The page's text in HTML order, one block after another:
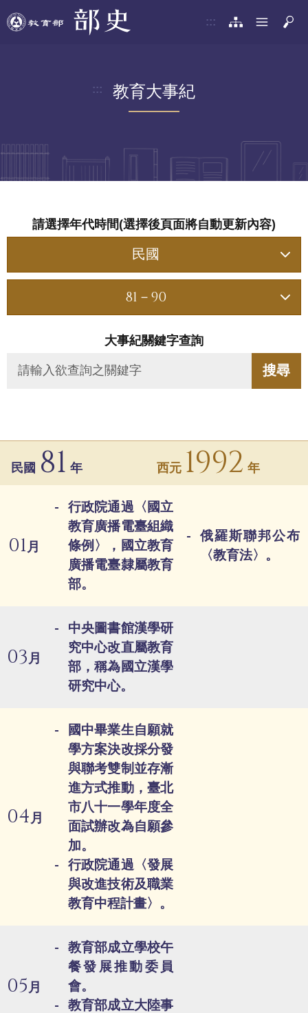
:::
::: 教育大事紀
請選擇年代時間(選擇後頁面將自動更新內容)
大事紀關鍵字查詢
民國 81 年 西元 1992 年
01月
行政院通過〈國立
教育廣播電臺組織
條例〉，國立教育
廣播電臺隸屬教育
部。
俄羅斯聯邦公布
〈教育法〉。
03 月
中央圖書館漢學研
究中心改直屬教育
部，稱為國立漢學
研究中心。
04 月
國中畢業生自願就
學方案決改採分發
與聯考雙制並存漸
進方式推動，臺北
市八十一學年度全
面試辦改為自願參
加。
行政院通過〈發展
與改進技術及職業
教育中程計畫〉。
05 月
教育部成立學校午
餐發展推動委員
會。
教育部成立大陸事